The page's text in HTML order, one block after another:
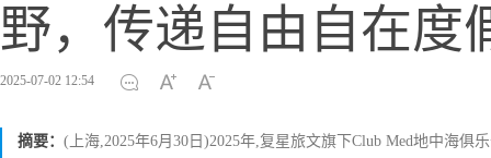
野，传递自由自在度
2025-07-02 12:54
摘要： (上海,2025年6月30日)2025年,复星旅文旗下Club Med地中海